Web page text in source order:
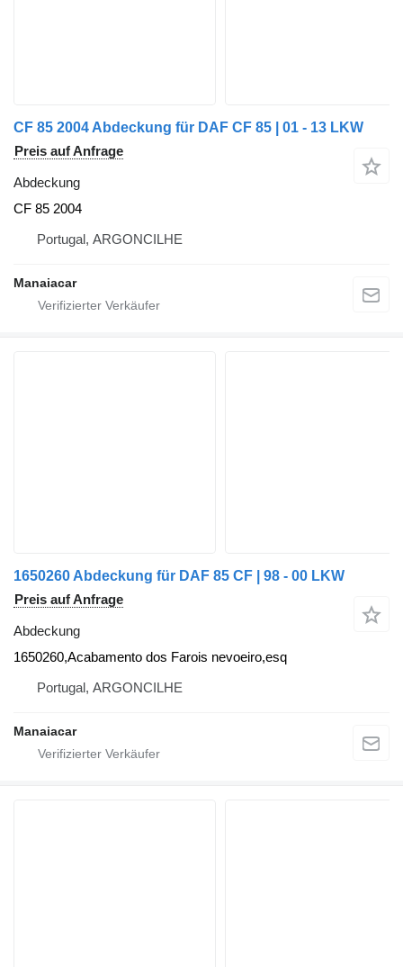
CF 85 2004 Abdeckung für DAF CF 85 | 01 - 13 LKW
Preis auf Anfrage
Abdeckung
CF 85 2004
Portugal, ARGONCILHE
Manaiacar
1650260 Abdeckung für DAF 85 CF | 98 - 00 LKW
Preis auf Anfrage
Abdeckung
1650260,Acabamento dos Farois nevoeiro,esq
Portugal, ARGONCILHE
Manaiacar